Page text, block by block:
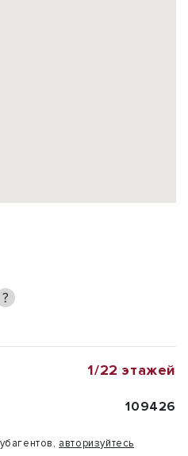
?
1/22 этажей
109426
авторизуйтесь